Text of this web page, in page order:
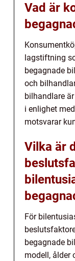
Vad är
lagstiftning
begagnade
och
bilhandlare
i enlighet
motsvarar
Vilka är
För
begagnade
modell, ålder